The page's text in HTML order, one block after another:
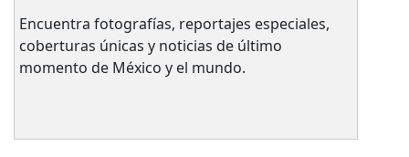
Encuentra fotografías, reportajes especiales,
coberturas únicas y noticias de último
momento de México y el mundo.